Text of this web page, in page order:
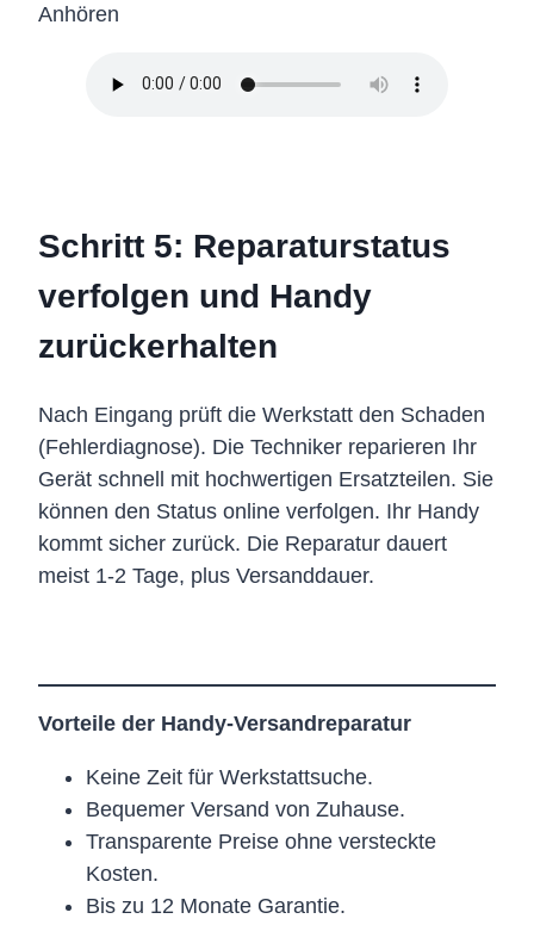
Anhören
Schritt 5: Reparaturstatus
verfolgen und Handy
zurückerhalten
Nach Eingang prüft die Werkstatt den Schaden
(Fehlerdiagnose). Die Techniker reparieren Ihr
Gerät schnell mit hochwertigen Ersatzteilen. Sie
können den Status online verfolgen. Ihr Handy
kommt sicher zurück. Die Reparatur dauert
meist 1-2 Tage, plus Versanddauer.
Vorteile der Handy-Versandreparatur
Keine Zeit für Werkstattsuche.
Bequemer Versand von Zuhause.
Transparente Preise ohne versteckte
Kosten.
Bis zu 12 Monate Garantie.